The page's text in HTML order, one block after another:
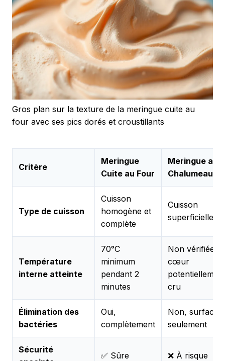
Gros plan sur la texture de la meringue cuite au
four avec ses pics dorés et croustillants
Critère
Meringue
Cuite au Four
Meringue au
Chalumeau
Type de cuisson
Cuisson
homogène et
complète
Cuisson
superficielle
Température
interne atteinte
70°C
minimum
pendant 2
minutes
Non vérifiée,
cœur
cru
Élimination des
bactéries
Oui,
complètement
Non, surface
seulement
Sécurité
✅ Sûre ❌ À risque